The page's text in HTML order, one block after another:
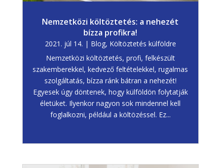
Nemzetközi költöztetés: a nehezét
bízza profikra!
2021. júl 14. | Blog, Költöztetés külföldre
Nemzetközi költöztetés, profi, felkészült
szakemberekkel, kedvező feltételekkel, rugalmas
szolgáltatás, bízza ránk bátran a nehezét!
Egyesek úgy döntenek, hogy külföldön folytatják
életüket. Ilyenkor nagyon sok mindennel kell
foglalkozni, például a költözéssel. Ez...